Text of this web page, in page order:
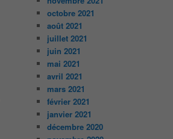
octobre 2021
août 2021
juillet 2021
juin 2021
mai 2021
avril 2021
mars 2021
février 2021
janvier 2021
décembre 2020